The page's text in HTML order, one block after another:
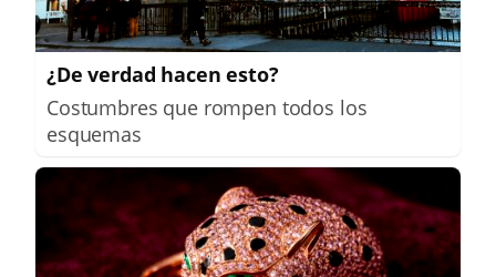
¿De verdad hacen esto?
Costumbres que rompen todos los
esquemas